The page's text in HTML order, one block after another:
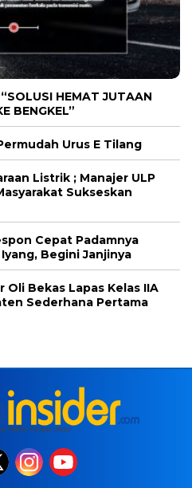
HEMAT JUTAAN
BENGKEL”
Urus E Tilang
Listrik ; Manajer ULP
Sukseskan
Cepat Padamnya
Begini Janjinya
Bekas Lapas Kelas IIA
Sederhana Pertama